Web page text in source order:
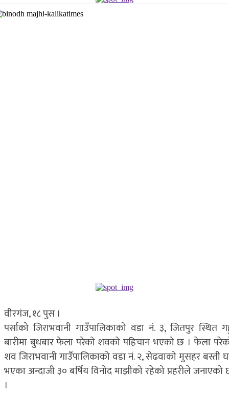
वीरगंज, १८ पुस ।
पर्साको जिराभवानी गाउँपालिकाको वडा नं. ३, जितपुर स्थित
बारीमा बुधबार फेला परेको शवको पहिचान भएको छ । फेला
शव जिराभवानी गाउँपालिकाको वडा नं. २, सेढवाको मुसहर बस्ती
भएका अन्दाजी ३० बर्षिय विनोद माझीको रहेको प्रहरीले जनाएको
।